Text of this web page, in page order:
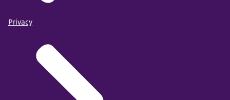
Privacy